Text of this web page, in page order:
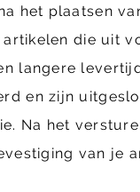
het plaatsen
die uit
langere
en zijn
Na het
van je